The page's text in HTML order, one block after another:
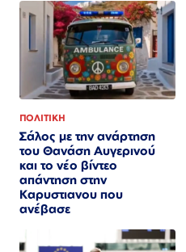
ΠΟΛΙΤΙΚΗ
Σάλος με την ανάρτηση
του Θανάση Αυγερινού
και το νέο βίντεο
απάντηση στην
Καρυστιανου που
ανέβασε